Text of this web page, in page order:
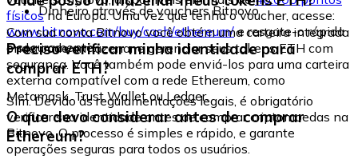
Dinheiro através de vouchers Bitnovo
físicosna Europa. Uma vez que tenha o voucher, acesse:
www.bitnovo.com/buy/cash/ethereum/e resgate-o rápida
e seguramente.
Com sua conta Bitnovo você obtém uma carteira integrada
onde pode armazenar e gerenciar seus tokens ETH com
segurança. Você também pode enviá-los para uma carteira
externa compatível com a rede Ethereum, como
Metamask, Trust Wallet ou Ledger.
Preciso verificar minha identidade para
comprar ETH?
Sim. Devido às regulamentações legais, é obrigatório
verificar sua identidade antes de comprar criptomoedas na
Bitnovo. O processo é simples e rápido, e garante
operações seguras para todos os usuários.
O que devo considerar antes de comprar
Ethereum?